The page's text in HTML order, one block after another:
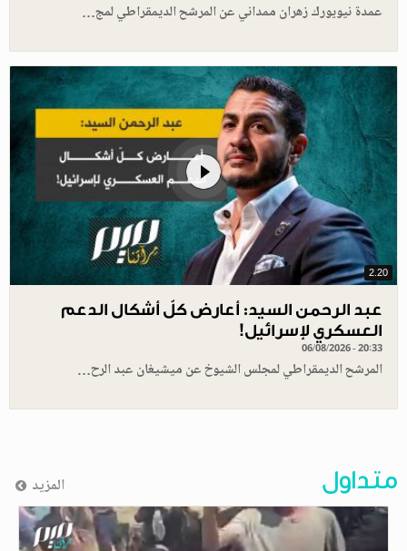
عمدة نيويورك زهران ممداني عن المرشح الديمقراطي لمج…
2.20
عبد الرحمن السيد: أعارض كلّ أشكال الدعم
العسكري لإسرائيل!
06/08/2026 - 20:33
المرشح الديمقراطي لمجلس الشيوخ عن ميشيغان عبد الرح…
متداول المزيد